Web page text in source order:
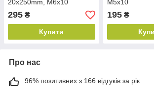
20х250mm, М6х10
295 ₴
Купити
М5х10
195₴
Про нас
96% позитивних з 166 відгуків за рік